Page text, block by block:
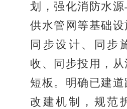
划，强化消防水源
供水管网等基础设
同步设计、同步
收、同步投用，
短板。明确已建道
改建机制，规范